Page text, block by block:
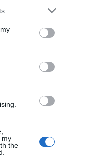
my
the
να μπορέσουν
τους
είναι να
τρόπο σε
που μας
να